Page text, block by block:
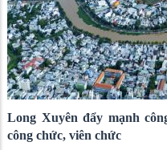
Long Xuyên đẩy mạnh
công chức, viên chức